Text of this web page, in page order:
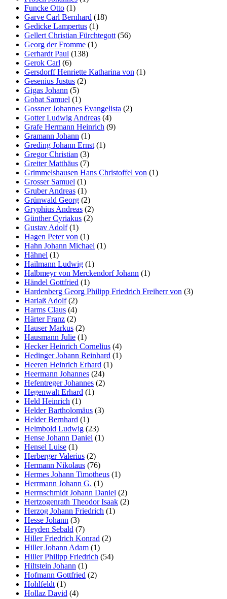
Funcke Otto (1)
Garve Carl Bernhard (18)
Gedicke Lampertus (1)
Gellert Christian Fürchtegott (56)
Georg der Fromme (1)
Gerhardt Paul (138)
Gerok Carl (6)
Gersdorff Henriette Katharina von (1)
Gesenius Justus (2)
Gigas Johann (5)
Gobat Samuel (1)
Gossner Johannes Evangelista (2)
Gotter Ludwig Andreas (4)
Grafe Hermann Heinrich (9)
Gramann Johann (1)
Greding Johann Ernst (1)
Gregor Christian (3)
Greiter Matthäus (7)
Grimmelshausen Hans Christoffel von (1)
Grosser Samuel (1)
Gruber Andreas (1)
Grünwald Georg (2)
Gryphius Andreas (2)
Günther Cyriakus (2)
Gustav Adolf(1)
Hagen Peter von (1)
Hahn Johann Michael (1)
Hähnel (1)
Hailmann Ludwig (1)
Halbmeyr von Merckendorf Johann (1)
Händel Gottfried (1)
Hardenberg Georg Philipp Friedrich Freiherr von (3)
Harlaß Adolf(2)
Harms Claus (4)
Härter Franz (2)
Hauser Markus (2)
Hausmann Julie (1)
Hecker Heinrich Cornelius (4)
Hedinger Johann Reinhard (1)
Heeren Heinrich Erhard (1)
Heermann Johannes (24)
Hefentreger Johannes (2)
Hegenwalt Erhard (1)
Held Heinrich (1)
Helder Bartholomäus (3)
Helder Bernhard (1)
Helmbold Ludwig (23)
Hense Johann Daniel (1)
Hensel Luise (1)
Herberger Valerius (2)
Hermann Nikolaus (76)
Hermes Johann Timotheus (1)
Herrmann Johann G. (1)
Herrnschmidt Johann Daniel (2)
Hertzogenrath Theodor Isaak (2)
Herzog Johann Friedrich (1)
Hesse Johann (3)
Heyden Sebald (7)
Hiller Friedrich Konrad (2)
Hiller Johann Adam (1)
Hiller Philipp Friedrich (54)
Hiltstein Johann (1)
Hofmann Gottfried (2)
Hohlfeldt (1)
Hollaz David (4)